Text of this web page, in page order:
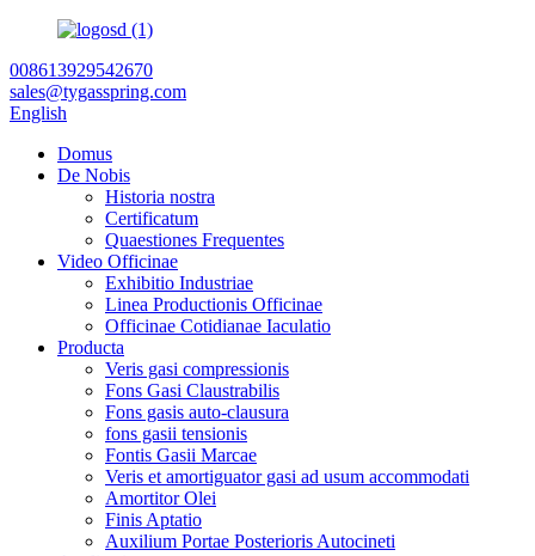
008613929542670
sales@tygasspring.com
English
Domus
De Nobis
Historia nostra
Certificatum
Quaestiones Frequentes
Video Officinae
Exhibitio Industriae
Linea Productionis Officinae
Officinae Cotidianae Iaculatio
Producta
Veris gasi compressionis
Fons Gasi Claustrabilis
Fons gasis auto-clausura
fons gasii tensionis
Fontis Gasii Marcae
Veris et amortiguator gasi ad usum accommodati
Amortitor Olei
Finis Aptatio
Auxilium Portae Posterioris Autocineti